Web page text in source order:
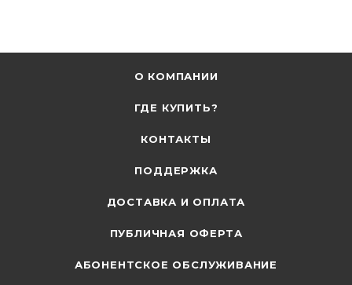
О КОМПАНИИ
ГДЕ КУПИТЬ?
КОНТАКТЫ
ПОДДЕРЖКА
ДОСТАВКА И ОПЛАТА
ПУБЛИЧНАЯ ОФЕРТА
АБОНЕНТСКОЕ ОБСЛУЖИВАНИЕ